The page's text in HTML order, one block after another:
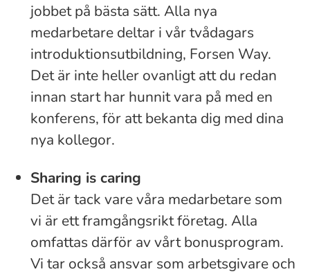
jobbet på bästa sätt. Alla nya
medarbetare deltar i vår tvådagars
introduktionsutbildning, Forsen Way.
Det är inte heller ovanligt att du redan
innan start har hunnit vara på med en
konferens, för att bekanta dig med dina
nya kollegor.
Sharing is caring
Det är tack vare våra medarbetare som
vi är ett framgångsrikt företag. Alla
omfattas därför av vårt bonusprogram.
Vi tar också ansvar som arbetsgivare och